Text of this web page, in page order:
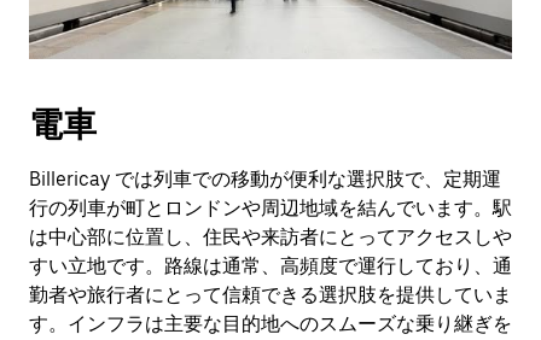
電車
Billericay では列車での移動が便利な選択肢で、定期運
行の列車が町とロンドンや周辺地域を結んでいます。駅
は中心部に位置し、住民や来訪者にとってアクセスしや
すい立地です。路線は通常、高頻度で運行しており、通
勤者や旅行者にとって信頼できる選択肢を提供していま
す。インフラは主要な目的地へのスムーズな乗り継ぎを